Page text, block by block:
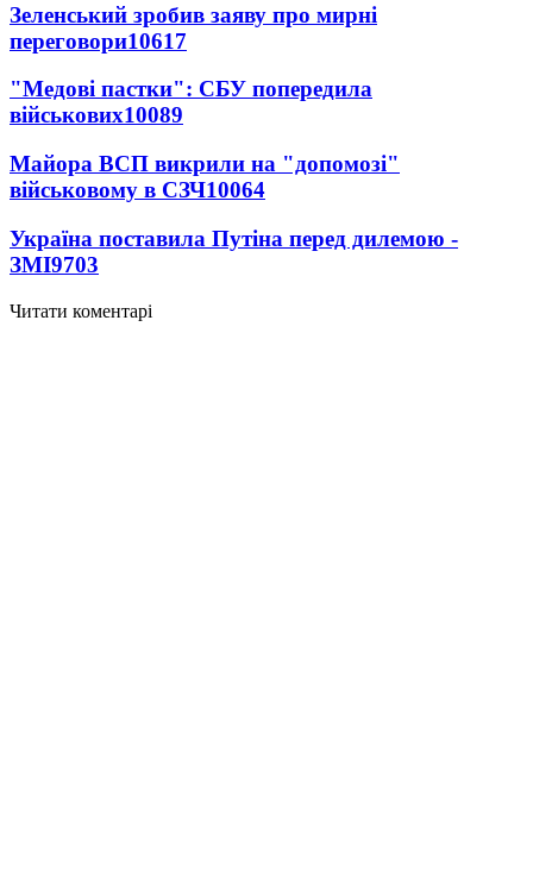
Зеленський зробив заяву про мирні
переговори10617
"Медові пастки": СБУ попередила
військових10089
Майора ВСП викрили на "допомозі"
військовому в СЗЧ10064
Україна поставила Путіна перед дилемою -
ЗМІ9703
Читати коментарі